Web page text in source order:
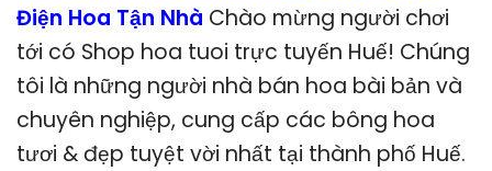
Điện Hoa Tận Nhà Chào mừng người chơi
tới có Shop hoa tuoi trực tuyến Huế! Chúng
tôi là những người nhà bán hoa bài bản và
chuyên nghiệp, cung cấp các bông hoa
tươi & đẹp tuyệt vời nhất tại thành phố Huế.